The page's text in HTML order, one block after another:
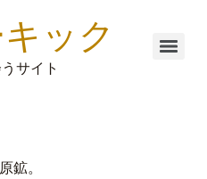
ック
サイト
鉱。